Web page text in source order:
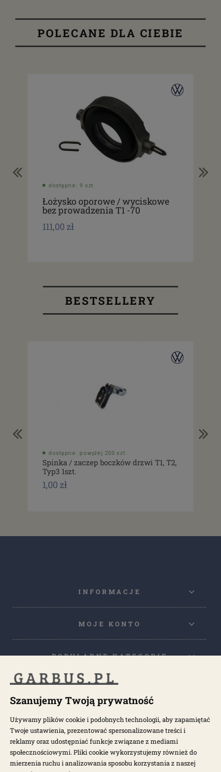
POLECANE DLA CIEBIE
dostępne: 9 szt.
Łożysko oporowe / wyciskowe
bez prowadzenia T1 -70
111,00 zł
BESTSELLERY
dostępne: powyżej 200 szt.
Spinka / zaczep boczków drzwi T1, T2,
Typ3 1szt.
1,00 zł
INFORMACJE
MOJE KONTO
POPULARNE KATEGORIE
NEWSLETTER
Otrzymuj najnowsze wiadomości i oferty bezpośrednio na swoją
pocztę.
Szanujemy Twoją prywatność
Używamy plików cookie i podobnych technologii, aby zapamiętać
Twoje ustawienia, prezentować spersonalizowane treści i
reklamy oraz udostępniać funkcje związane z mediami
społecznościowymi. Pliki cookie wykorzystujemy również do
mierzenia ruchu i analizowania sposobu korzystania z naszej